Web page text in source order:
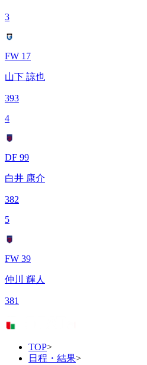
3
FW 17
山下 諒也
393
4
DF 99
白井 康介
382
5
FW 39
仲川 輝人
381
TOP>
日程・結果>